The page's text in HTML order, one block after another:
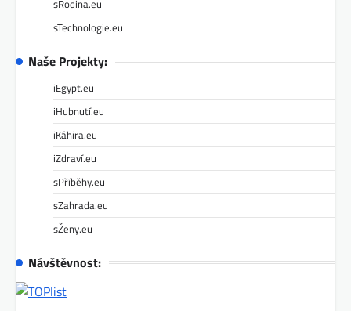
sRodina.eu
sTechnologie.eu
Naše Projekty:
iEgypt.eu
iHubnutí.eu
iKáhira.eu
iZdraví.eu
sPříběhy.eu
sZahrada.eu
sŽeny.eu
Návštěvnost: